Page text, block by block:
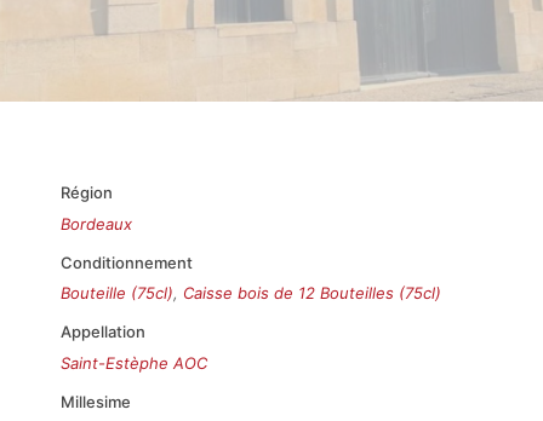
Région
Bordeaux
Conditionnement
Bouteille (75cl), Caisse bois de 12 Bouteilles (75cl)
Appellation
Saint-Estèphe AOC
Millesime